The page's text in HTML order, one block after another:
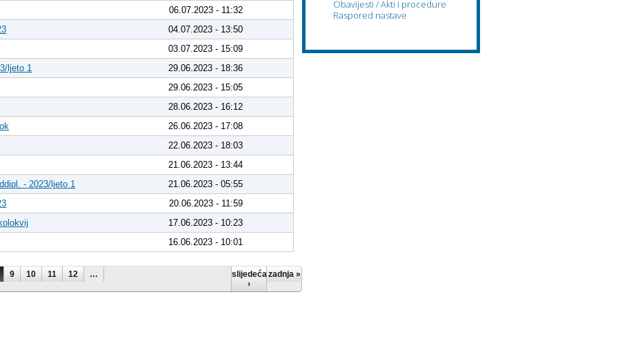
06.07.2023 - 11:32
04.07.2023 - 13:50
03.07.2023 - 15:09
ljeto 1
29.06.2023 - 18:36
29.06.2023 - 15:05
28.06.2023 - 16:12
26.06.2023 - 17:08
22.06.2023 - 18:03
21.06.2023 - 13:44
- 2023/ljeto 1
21.06.2023 - 05:55
20.06.2023 - 11:59
17.06.2023 - 10:23
16.06.2023 - 10:01
9 10 11 12 …
slijedeća
›
zadnja »
Obavijesti / Akti i procedure
Raspored nastave